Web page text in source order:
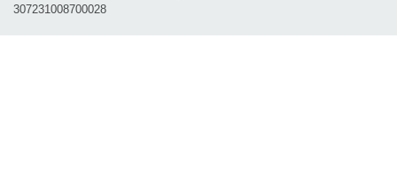
307231008700028